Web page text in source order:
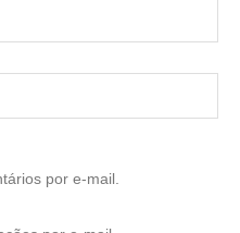
por e-mail.